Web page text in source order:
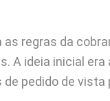
regras da
A ideia inicial
pedido de vista